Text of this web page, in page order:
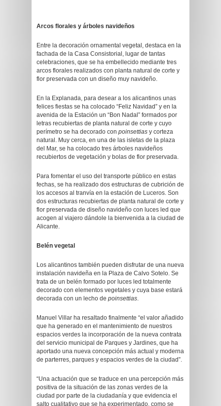
Arcos florales y árboles navideños
Entre la decoración ornamental vegetal, destaca en la
fachada de la Casa Consistorial, lugar de tantas
celebraciones, que se ha embellecido mediante tres
arcos florales realizados con planta natural de corte y
flor preservada con un diseño muy navideño.
En la Explanada, para desear a los alicantinos unas
felices fiestas se ha colocado “Feliz Navidad” y en la
avenida de la Estación un “Bon Nadal” formados por
letras recubiertas de planta natural de corte y cuyo
perímetro se ha decorado con poinsettias y corteza
natural. Muy cerca, en una de las isletas de la plaza
del Mar, se ha colocado tres árboles navideños
recubiertos de vegetación y bolas de flor preservada.
Para fomentar el uso del transporte público en estas
fechas, se ha realizado dos estructuras de cubrición de
los accesos al tranvía en la estación de Luceros. Son
dos estructuras recubiertas de planta natural de corte y
flor preservada de diseño navideño con luces led que
acogen al viajero dándole la bienvenida a la ciudad de
Alicante.
Belén vegetal
Los alicantinos también pueden disfrutar de una nueva
instalación navideña en la Plaza de Calvo Sotelo. Se
trata de un belén formado por luces led totalmente
decorado con elementos vegetales y cuya base estará
decorada con un lecho de poinsettias.
Manuel Villar ha resaltado finalmente “el valor añadido
que ha generado en el mantenimiento de nuestros
espacios verdes la incorporación de la nueva contrata
del servicio municipal de Parques y Jardines, que ha
aportado una nueva concepción más actual y moderna
de parterres, parques y espacios verdes de la ciudad”.
“Una actuación que se traduce en una percepción más
positiva de la situación de las zonas verdes de la
ciudad por parte de la ciudadanía y que evidencia el
salto cualitativo que se ha experimentado, como se